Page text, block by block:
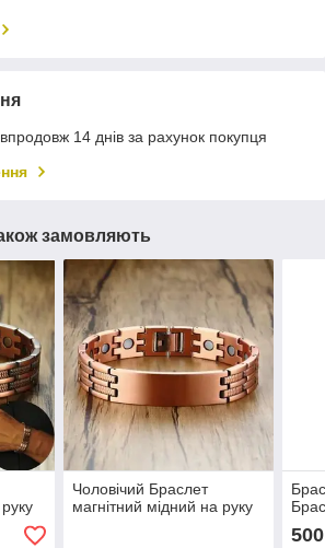
14 днів за рахунок покупця
замовляють
Чоловічий Браслет
магнітний мідний на руку
500